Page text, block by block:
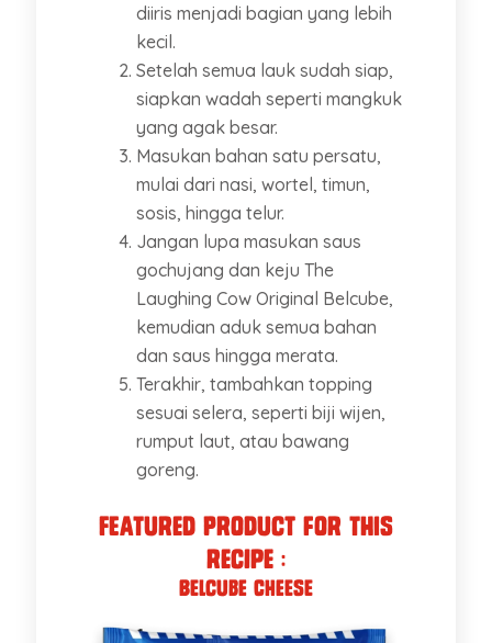
diiris menjadi bagian yang lebih
kecil.
Setelah semua lauk sudah siap,
siapkan wadah seperti mangkuk
yang agak besar.
Masukan bahan satu persatu,
mulai dari nasi, wortel, timun,
sosis, hingga telur.
Jangan lupa masukan saus
gochujang dan keju The
Laughing Cow Original Belcube,
kemudian aduk semua bahan
dan saus hingga merata.
Terakhir, tambahkan topping
sesuai selera, seperti biji wijen,
rumput laut, atau bawang
goreng.
Featured Product for this
recipe :
Belcube Cheese